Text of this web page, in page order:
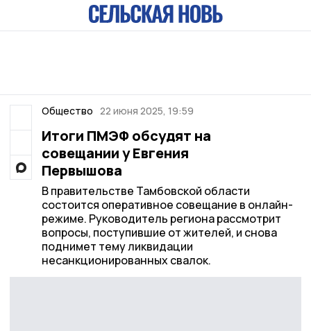
Общество 22 июня 2025, 19:59
Итоги ПМЭФ обсудят на
совещании у Евгения
Первышова
В правительстве Тамбовской области
состоится оперативное совещание в онлайн-
режиме. Руководитель региона рассмотрит
вопросы, поступившие от жителей, и снова
поднимет тему ликвидации
несанкционированных свалок.